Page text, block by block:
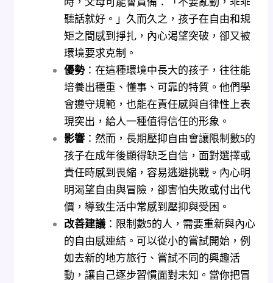
聽話就好。」久而久之，孩子在自由和規
矩之間感到掙扎，內心渴望突破，卻又被
環境要求克制。
優勢：在這種環境中長大的孩子，往往能
培養出穩重、懂事、可靠的特質。他們學
會遵守規範，也能在責任感與自律性上表
現突出，給人一種值得信任的形象。
影響：然而，長期壓抑自由會讓限制數5的
孩子在成年後顯得缺乏自信，面對選擇或
責任時感到畏縮，容易逃避挑戰。內心明
明渴望自由與冒險，卻害怕失敗或付出代
價，導致生活中常感到壓抑與受困。
改善建議：限制數5的人，需要重新與內心
的自由感連結。可以從小的嘗試開始，例
如去新的地方旅行、嘗試不同的興趣活
動，讓自己逐步習慣面對未知。當你把冒